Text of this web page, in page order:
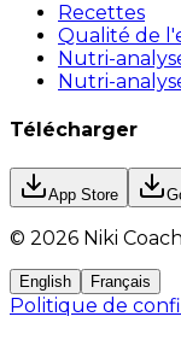
Recettes
Qualité de
Nutri-
Nutri-
Télécharger
App Store
© 2026 Niki
English Français
Politique de